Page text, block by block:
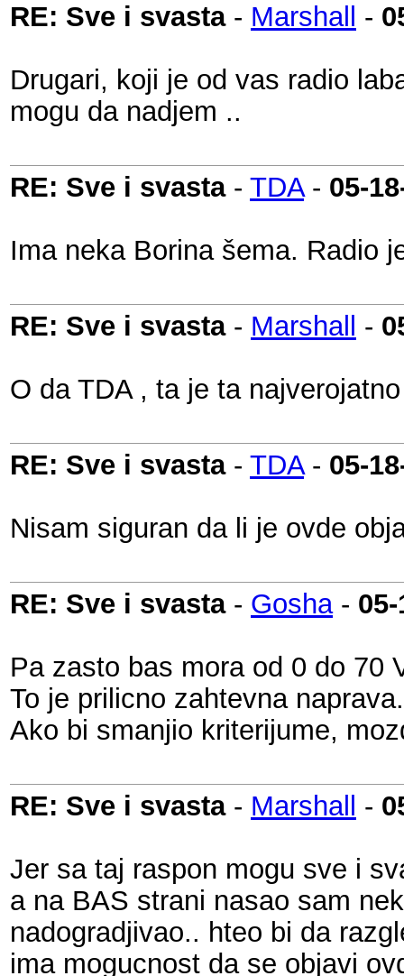
RE: Sve i svasta- Marshall -
Drugari, koji je od vas radio
mogu da nadjem ..
RE: Sve i svasta- TDA- 05-
Ima neka Borina šema. Radio
RE: Sve i svasta- Marshall -
O da TDA , ta je ta
RE: Sve i svasta- TDA- 05-
Nisam siguran da li je ovde
RE: Sve i svasta- Gosha-
Pa zasto bas mora od 0 do 70
To je prilicno zahtevna naprava.
Ako bi smanjio kriterijume,
RE: Sve i svasta- Marshall -
Jer sa taj raspon mogu sve i
a na BAS strani nasao sam
nadogradjivao.. hteo bi da
ima mogucnost da se objavi